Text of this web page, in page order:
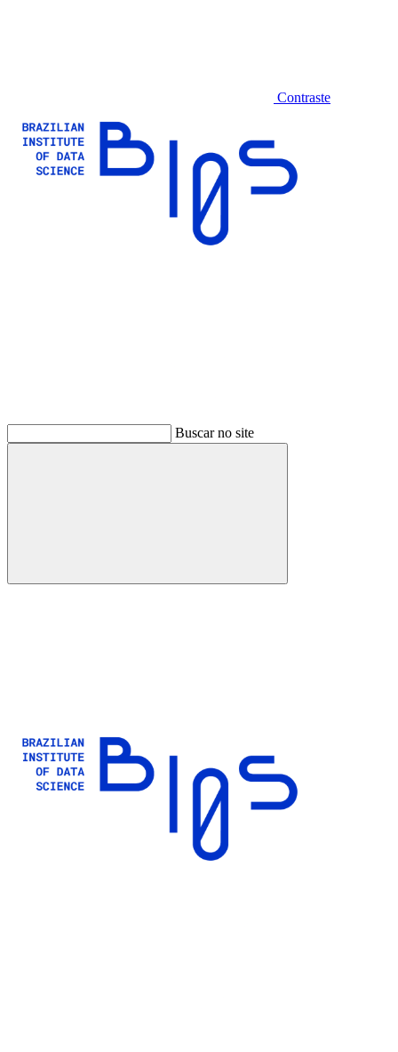
Contraste
Buscar no site
Buscar